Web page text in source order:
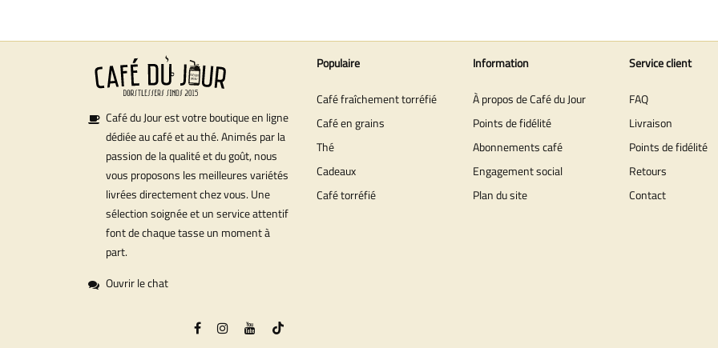
Café du Jour est votre boutique en ligne
dédiée au café et au thé. Animés par la
passion de la qualité et du goût, nous
vous proposons les meilleures variétés
livrées directement chez vous. Une
sélection soignée et un service attentif
font de chaque tasse un moment à
part.
Ouvrir le chat
Populaire
Café fraîchement torréfié
Café en grains
Thé
Cadeaux
Café torréfié
Information
À propos de Café du Jour
Points de fidélité
Abonnements café
Engagement social
Plan du site
Service client
FAQ
Livraison
Points de fidélité
Retours
Contact